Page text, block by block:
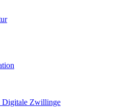
Digitale Zwillinge